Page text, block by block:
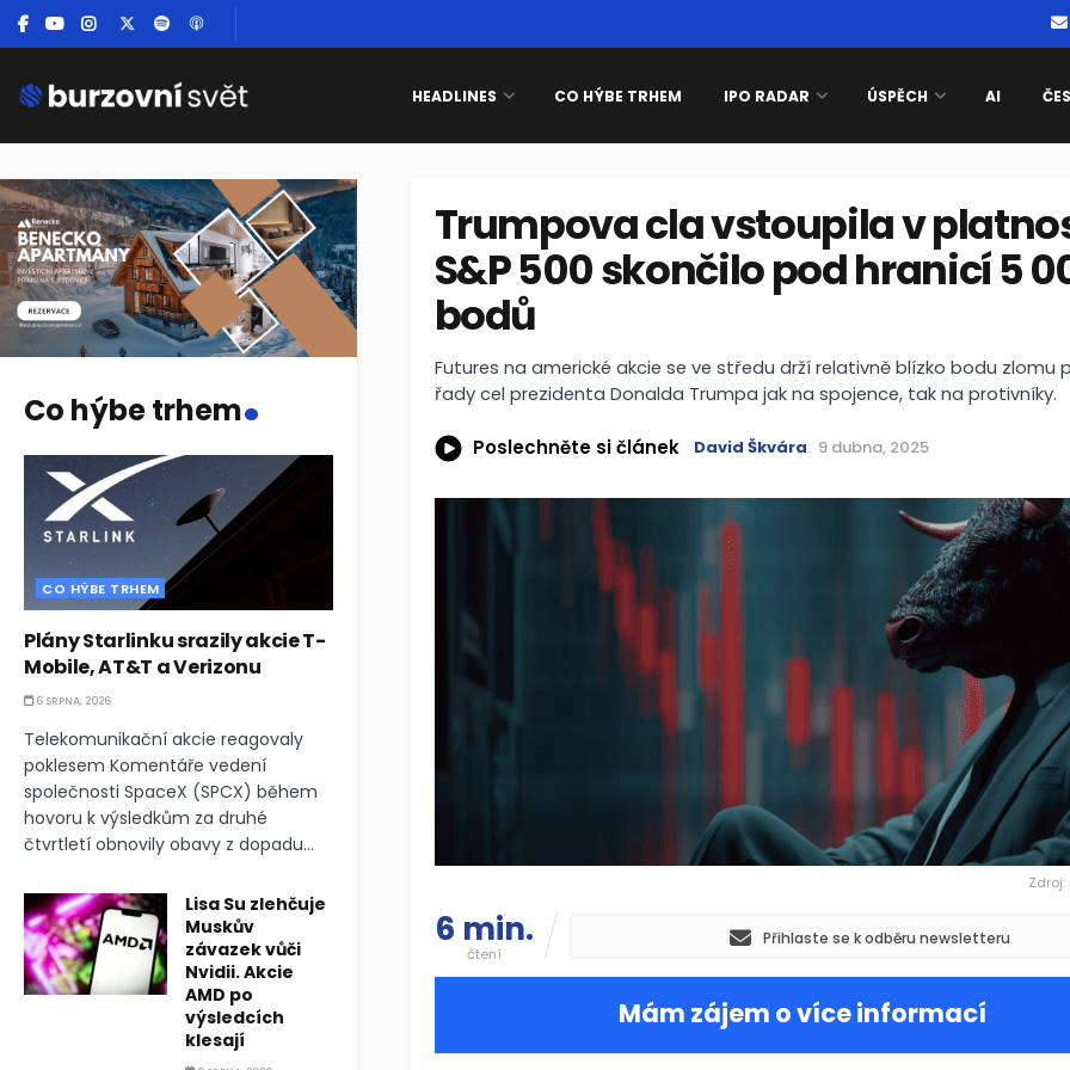
HEADLINES CO HÝBE TRHEM IPO RADAR ÚSPĚCH AI
Trumpova cla vstoupila v
S&P 500 skončilo pod hranicí 5
bodů
Futures na americké akcie se ve středu drží relativně blízko bodu zlomu
řady cel prezidenta Donalda Trumpa jak na spojence, tak na protivníky.
Poslechněte si článek David Škvára 9 dubna, 2025
Zdroj:
6 min.
čtení
Přihlaste se k odběru newsletteru
Mám zájem o více informací
Co hýbe trhem.
CO HÝBE TRHEM
Plány Starlinku srazily akcie T-
Mobile, AT&T a Verizonu
6 SRPNA, 2026
Telekomunikační akcie reagovaly
poklesem Komentáře vedení
společnosti SpaceX (SPCX) během
hovoru k výsledkům za druhé
čtvrtletí obnovily obavy z dopadu...
Lisa Su zlehčuje
Muskův
závazek vůči
Nvidii. Akcie
AMD po
výsledcích
klesají